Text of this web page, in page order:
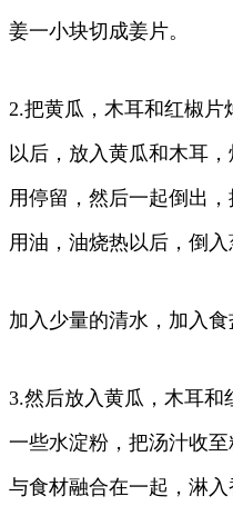
姜一小块切成姜片。
2.把黄瓜，木耳和红椒
以后，放入黄瓜和木耳
用停留，然后一起倒出
用油，油烧热以后，倒入
加入少量的清水，加入食
3.然后放入黄瓜，木耳和
一些水淀粉，把汤汁收
与食材融合在一起，淋